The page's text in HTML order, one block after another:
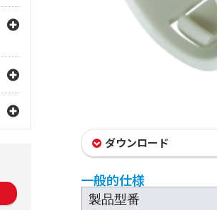
ダウンロード
一般的仕様
製品型番